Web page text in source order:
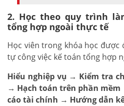
2. Học theo quy trình
tổng hợp ngoài thực tế
Học viên trong khóa học
tự công việc kế toán tổng hợp
Hiểu nghiệp vụ → Kiểm tra
→ Hạch toán trên phần mềm
cáo tài chính → Hướng dẫn